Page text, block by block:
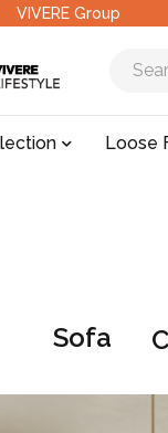
VIVERE Group
Loose
Sofa